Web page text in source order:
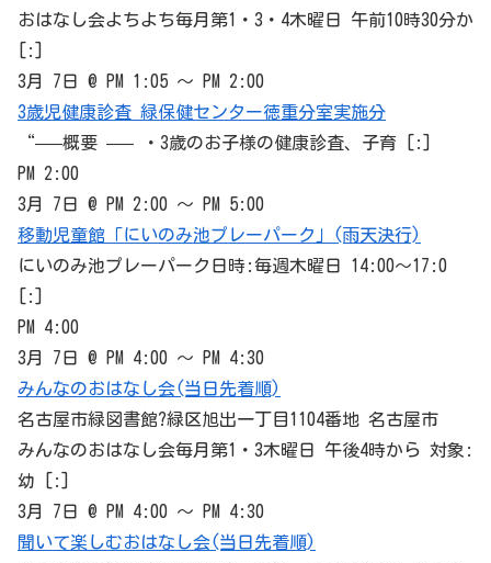
おはなし会よちよち毎月第1・3・4木曜日 午前10時30分か
[:]
3月 7日 @ PM 1:05 ～ PM 2:00
3歳児健康診査 緑保健センター徳重分室実施分
“—–概要 —– ・3歳のお子様の健康診査、子育 [:]
PM 2:00
3月 7日 @ PM 2:00 ～ PM 5:00
移動児童館「にいのみ池プレーパーク」(雨天決行)
にいのみ池プレーパーク日時:毎週木曜日 14:00～17:0
[:]
PM 4:00
3月 7日 @ PM 4:00 ～ PM 4:30
みんなのおはなし会(当日先着順)
名古屋市緑図書館?緑区旭出一丁目1104番地 名古屋市
みんなのおはなし会毎月第1・3木曜日 午後4時から 対象:
幼 [:]
3月 7日 @ PM 4:00 ～ PM 4:30
聞いて楽しむおはなし会(当日先着順)